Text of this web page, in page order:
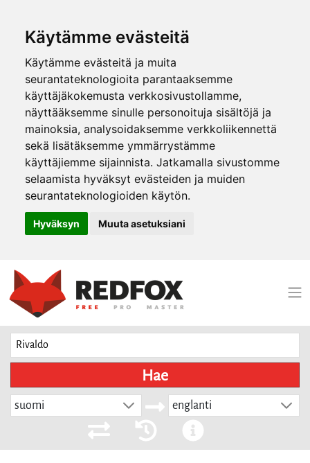
Käytämme evästeitä
Käytämme evästeitä ja muita
seurantateknologioita parantaaksemme
käyttäjäkokemusta verkkosivustollamme,
näyttääksemme sinulle personoituja sisältöjä ja
mainoksia, analysoidaksemme verkkoliikennettä
sekä lisätäksemme ymmärrystämme
käyttäjiemme sijainnista. Jatkamalla sivustomme
selaamista hyväksyt evästeiden ja muiden
seurantateknologioiden käytön.
Hyväksyn Muuta asetuksiani
Hae
suomi englanti